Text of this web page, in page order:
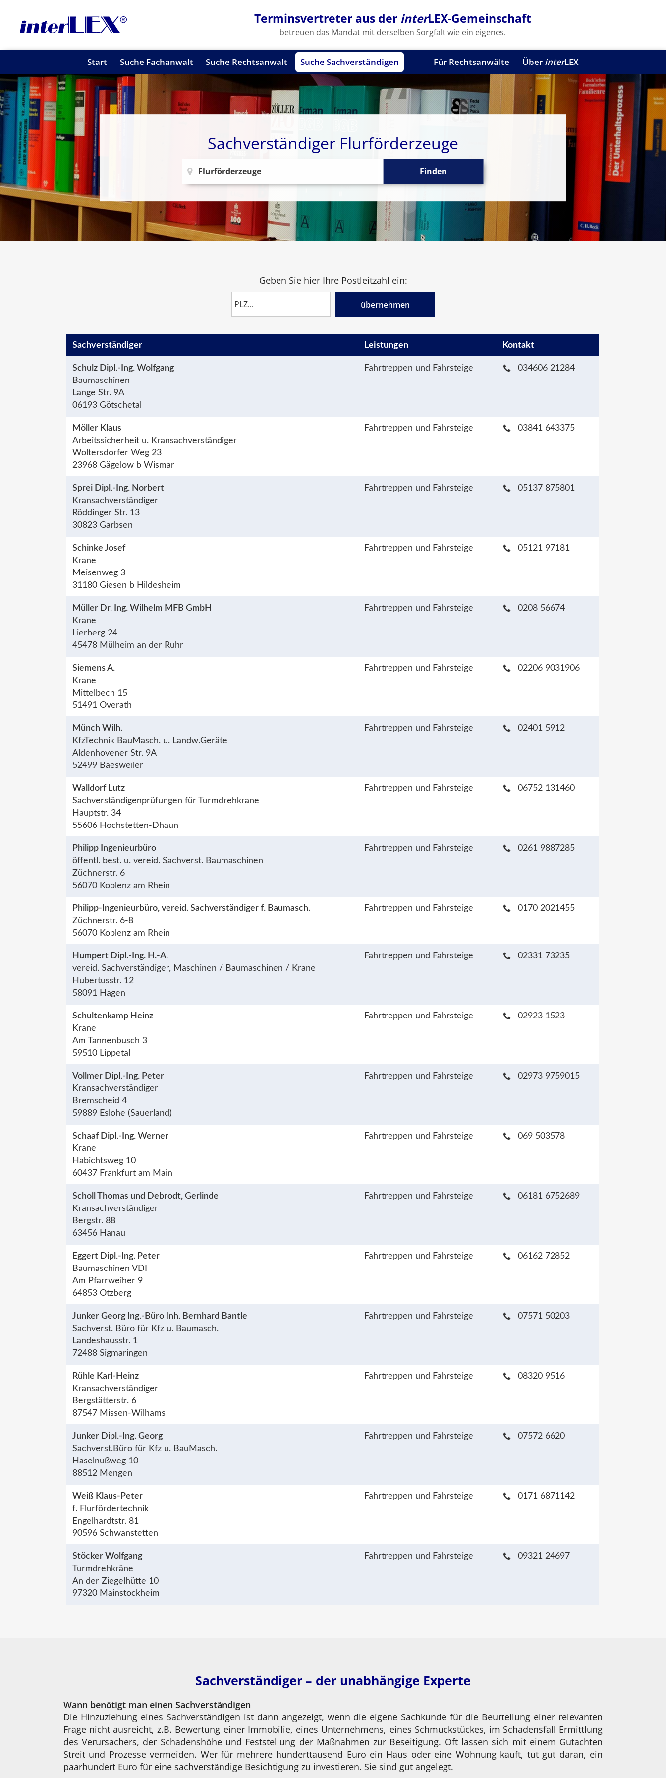
Terminsvertreter aus der interLEX-Gemeinschaft
betreuen das Mandat mit derselben Sorgfalt wie ein eigenes.
Start Suche Fachanwalt Suche Rechtsanwalt Suche Sachverständigen Für Rechtsanwälte Über interLEX
Sachverständiger Flurförderzeuge
Finden
Geben Sie hier Ihre Postleitzahl ein:
übernehmen
Sachver­ständiger Leistungen Kontakt
Schulz Dipl.-Ing. Wolfgang
Baumaschinen
Lange Str. 9A
06193 Götschetal
Fahrtreppen und Fahrsteige 034606 21284
Möller Klaus
Arbeitssicherheit u. Kransachverständiger
Woltersdorfer Weg 23
23968 Gägelow b Wismar
Fahrtreppen und Fahrsteige 03841 643375
Sprei Dipl.-Ing. Norbert
Kransachverständiger
Röddinger Str. 13
30823 Garbsen
Fahrtreppen und Fahrsteige 05137 875801
Schinke Josef
Krane
Meisenweg 3
31180 Giesen b Hildesheim
Fahrtreppen und Fahrsteige 05121 97181
Müller Dr. Ing. Wilhelm MFB GmbH
Krane
Lierberg 24
45478 Mülheim an der Ruhr
Fahrtreppen und Fahrsteige 0208 56674
Siemens A.
Krane
Mittelbech 15
51491 Overath
Fahrtreppen und Fahrsteige 02206 9031906
Münch Wilh.
KfzTechnik BauMasch. u. Landw.Geräte
Aldenhovener Str. 9A
52499 Baesweiler
Fahrtreppen und Fahrsteige 02401 5912
Walldorf Lutz
Sachverständigenprüfungen für Turmdrehkrane
Hauptstr. 34
55606 Hochstetten-Dhaun
Fahrtreppen und Fahrsteige 06752 131460
Philipp Ingenieurbüro
öffentl. best. u. vereid. Sachverst. Baumaschinen
Züchnerstr. 6
56070 Koblenz am Rhein
Fahrtreppen und Fahrsteige 0261 9887285
Philipp-Ingenieurbüro, vereid. Sachverständiger f. Baumasch.
Züchnerstr. 6-8
56070 Koblenz am Rhein
Fahrtreppen und Fahrsteige 0170 2021455
Humpert Dipl.-Ing. H.-A.
vereid. Sachverständiger, Maschinen / Baumaschinen / Krane
Hubertusstr. 12
58091 Hagen
Fahrtreppen und Fahrsteige 02331 73235
Schultenkamp Heinz
Krane
Am Tannenbusch 3
59510 Lippetal
Fahrtreppen und Fahrsteige 02923 1523
Vollmer Dipl.-Ing. Peter
Kransachverständiger
Bremscheid 4
59889 Eslohe (Sauerland)
Fahrtreppen und Fahrsteige 02973 9759015
Schaaf Dipl.-Ing. Werner
Krane
Habichtsweg 10
60437 Frankfurt am Main
Fahrtreppen und Fahrsteige 069 503578
Scholl Thomas und Debrodt, Gerlinde
Kransachverständiger
Bergstr. 88
63456 Hanau
Fahrtreppen und Fahrsteige 06181 6752689
Eggert Dipl.-Ing. Peter
Baumaschinen VDI
Am Pfarrweiher 9
64853 Otzberg
Fahrtreppen und Fahrsteige 06162 72852
Junker Georg Ing.-Büro Inh. Bernhard Bantle
Sachverst. Büro für Kfz u. Baumasch.
Landeshausstr. 1
72488 Sigmaringen
Fahrtreppen und Fahrsteige 07571 50203
Rühle Karl-Heinz
Kransachverständiger
Bergstätterstr. 6
87547 Missen-Wilhams
Fahrtreppen und Fahrsteige 08320 9516
Junker Dipl.-Ing. Georg
Sachverst.Büro für Kfz u. BauMasch.
Haselnußweg 10
88512 Mengen
Fahrtreppen und Fahrsteige 07572 6620
Weiß Klaus-Peter
f. Flurfördertechnik
Engelhardtstr. 81
90596 Schwanstetten
Fahrtreppen und Fahrsteige 0171 6871142
Stöcker Wolfgang
Turmdrehkräne
An der Ziegelhütte 10
97320 Mainstockheim
Fahrtreppen und Fahrsteige 09321 24697
Sachverständiger – der unabhängige Experte
Wann benötigt man einen Sachverständigen
Die Hinzuziehung eines Sachverständigen ist dann angezeigt, wenn die eigene Sachkunde für die Beurteilung einer relevanten
Frage nicht ausreicht, z.B. Bewertung einer Immobilie, eines Unternehmens, eines Schmuckstückes, im Schadensfall Ermittlung
des Verursachers, der Schadenshöhe und Feststellung der Maßnahmen zur Beseitigung. Oft lassen sich mit einem Gutachten
Streit und Prozesse vermeiden. Wer für mehrere hunderttausend Euro ein Haus oder eine Wohnung kauft, tut gut daran, ein
paarhundert Euro für eine sachverständige Besichtigung zu investieren. Sie sind gut angelegt.